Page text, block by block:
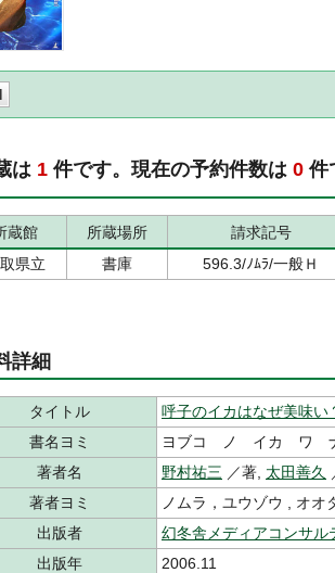
は 1 件です。現在の予約件数は 0 件
蔵館 所蔵場所 請求記号
県立
書庫 596.3/ﾉﾑﾗ/一般Ｈ
詳細
タイトル
呼子のイカはなぜ美味い
書名ヨミ
ヨブコ ノ イカ ワ
著者名
野村祐三 ／著, 太田善久
著者ヨミ
ノムラ，ユウゾウ , オオ
出版者
幻冬舎メディアコンサル
出版年
2006.11